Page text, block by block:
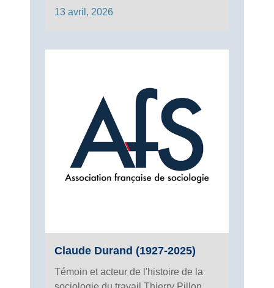
13 avril, 2026
Claude Durand (1927-2025)
Témoin et acteur de l'histoire de la